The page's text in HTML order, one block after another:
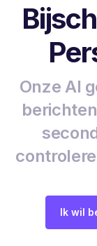
Onze AI
Ik wil